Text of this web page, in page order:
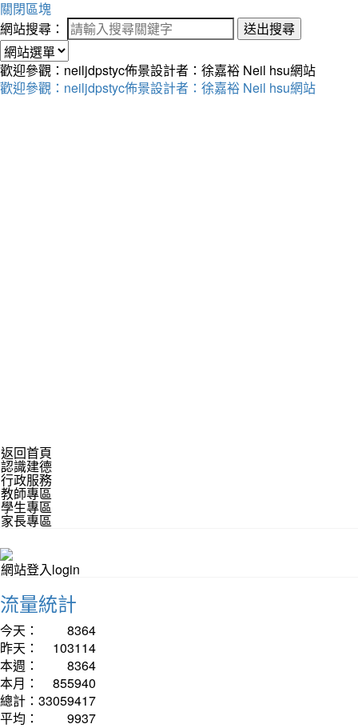
關閉區塊
網站搜尋：
送出搜尋
歡迎參觀：neiljdpstyc佈景設計者：徐嘉裕 Neil hsu網站
歡迎參觀：neiljdpstyc佈景設計者：徐嘉裕 Neil hsu網站
返回首頁
認識建德
行政服務
教師專區
學生專區
家長專區
網站登入login
流量統計
今天：
8364
昨天：
103114
本週：
8364
本月：
855940
總計： 33059417
平均：
9937